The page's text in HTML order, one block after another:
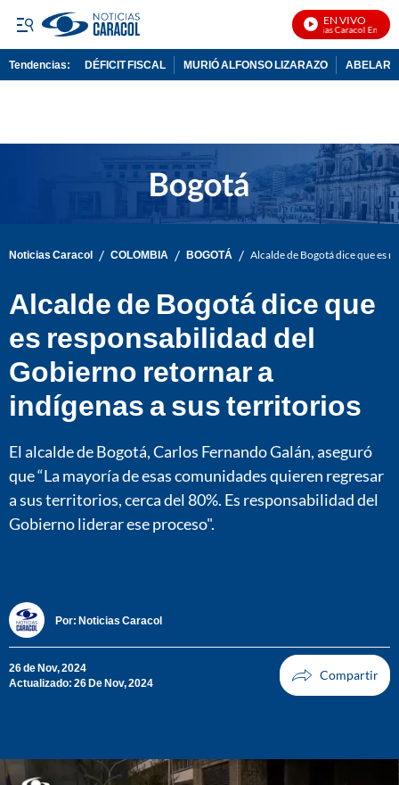
EN VIVO
Noticias Caracol En Vivo
Tendencias: DÉFICIT FISCAL MURIÓ ALFONSO LIZARAZO
Noticias Caracol / COLOMBIA / BOGOTÁ / Alcalde de Bogotá dice que es
Alcalde de Bogotá dice que
es responsabilidad del
Gobierno retornar a
indígenas a sus territorios
El alcalde de Bogotá, Carlos Fernando Galán, aseguró
que “La mayoría de esas comunidades quieren regresar
a sus territorios, cerca del 80%. Es responsabilidad del
Gobierno liderar ese proceso".
Por: Noticias Caracol
26 de Nov, 2024
Actualizado: 26 De Nov, 2024